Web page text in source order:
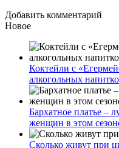
Добавить комментарий
Новое
Коктейли с
алкогольных
Бархатное платье –
женщин в этом
Сколько живут при